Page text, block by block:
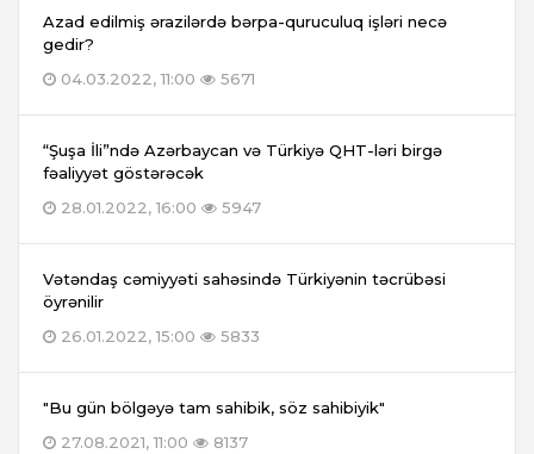
Azad edilmiş ərazilərdə bərpa-quruculuq işləri necə
gedir?
04.03.2022, 11:00
5671
“Şuşa İli”ndə Azərbaycan və Türkiyə QHT-ləri birgə
fəaliyyət göstərəcək
28.01.2022, 16:00
5947
Vətəndaş cəmiyyəti sahəsində Türkiyənin təcrübəsi
öyrənilir
26.01.2022, 15:00
5833
"Bu gün bölgəyə tam sahibik, söz sahibiyik"
27.08.2021, 11:00
8137